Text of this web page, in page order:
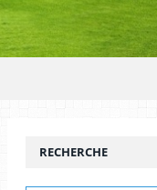
RECHERCHE